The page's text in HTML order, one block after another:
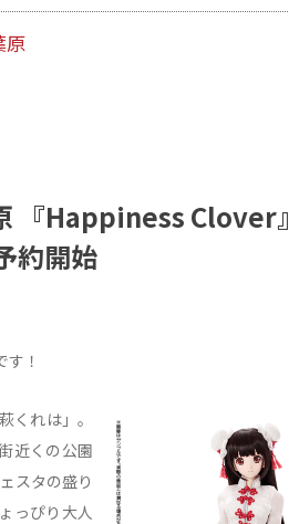
原
『Happiness Clover』
約開始
！
くれは」。
近くの公園
スタの盛り
っぴり大人